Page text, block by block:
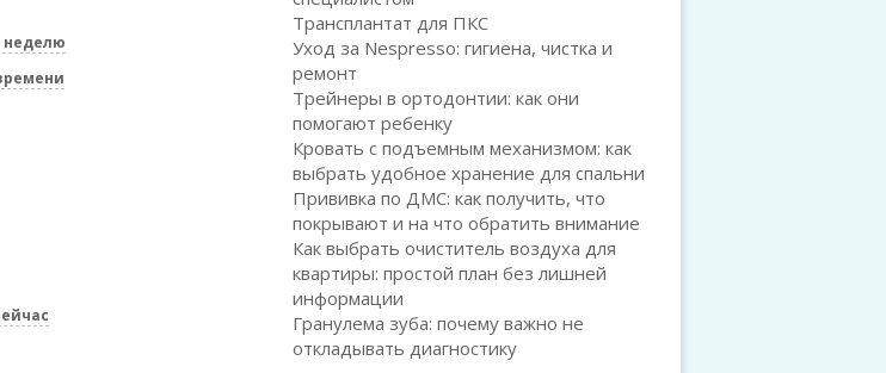
неделю
Трансплантат для ПКС
Уход за Nespresso: гигиена, чистка и
ремонт
Трейнеры в ортодонтии: как они
помогают ребенку
Кровать с подъемным механизмом: как
выбрать удобное хранение для спальни
Прививка по ДМС: как получить, что
покрывают и на что обратить внимание
Как выбрать очиститель воздуха для
квартиры: простой план без лишней
информации
Гранулема зуба: почему важно не
откладывать диагностику